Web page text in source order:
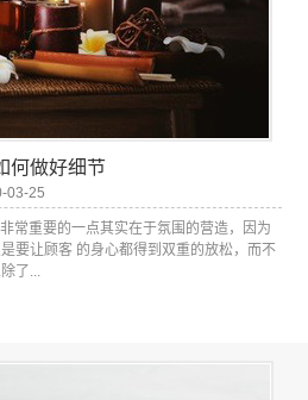
何做好细节
03-25
常重要的一点其实在于氛围的营造，因为
要让顾客 的身心都得到双重的放松，而不
了...